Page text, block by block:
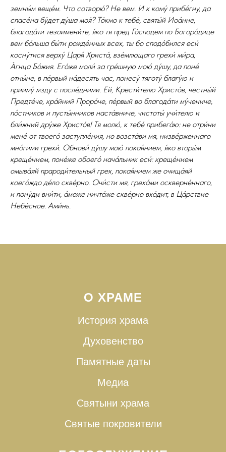
земны́м веще́м. Что сотворю́? Не вем. И к кому́ прибе́гну, да
спасе́на бу́дет ду́ша моя́? То́кмо к тебе́, святы́й Иоа́нне,
благода́ти тезоимени́те, я́ко тя пред Го́сподем по Богоро́дице
вем бо́льша бы́ти рожде́нных всех, ты бо сподо́бился еси́
косну́тися верху́ Царя́ Христа́, взе́млющаго грехи́ ми́ра,
А́гнца Бо́жия. Его́же моли́ за гре́шную мою́ ду́шу, да поне́
отны́не, в пе́рвый на́десять час, понесу́ тяготу́ благу́ю и
прииму́ мзду с после́дними. Ей, Крести́телю Христо́в, честны́й
Предте́че, кра́йний Проро́че, пе́рвый во благода́ти му́чениче,
по́стников и пусты́нников наста́вниче, чистоты́ учи́телю и
бли́жний дру́же Христо́в! Тя молю́, к тебе́ прибега́ю: не отри́ни
мене́ от твоего́ заступле́ния, но возста́ви мя, низве́рженнаго
мно́гими грехи́. Обнови́ ду́шу мою́ покая́нием, я́ко вторы́м
креще́нием, поне́же обоего́ нача́льник еси́: креще́нием
омыва́яй прароди́тельный грех, покая́нием же очища́яй
коего́ждо де́ло скве́рно. Очи́сти мя, греха́ми оскверне́ннаго,
и пону́ди вни́ти, а́може ничто́же скве́рно вхо́дит, в Ца́рствие
Небе́сное. Ами́нь.
О ХРАМЕ
История храма
Духовенство
Памятные даты
Медиа
Святыни храма
Святые покровители